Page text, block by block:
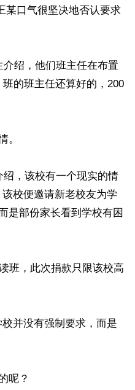
某口气很坚决地否认要求
绍，他们班主任在布置
的班主任还算好的，200
。
，该校有一个现实的情
校便邀请新老校友为学
是部份家长看到学校有困
班，此次捐款只限该校高
并没有强制要求，而是
呢？